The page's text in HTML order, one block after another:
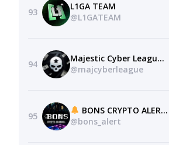
93
L1GA TEAM
@L1GATEAM
94
Majestic Cyber League | GTA 5 RP
@majcyberleague
95
BONS CRYPTO ALERT
@bons_alert